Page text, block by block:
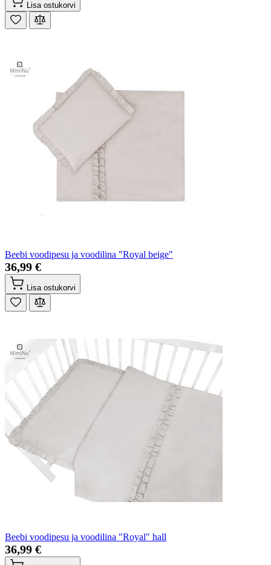
Lisa ostukorvi
Beebi voodipesu ja voodilina "Royal beige"
36,99 €
Lisa ostukorvi
Beebi voodipesu ja voodilina "Royal" hall
36,99 €